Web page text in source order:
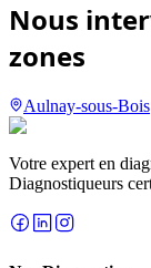
Nous
zones
Aulnay-sous-Bois
Votre expert en
Diagnostiqueurs